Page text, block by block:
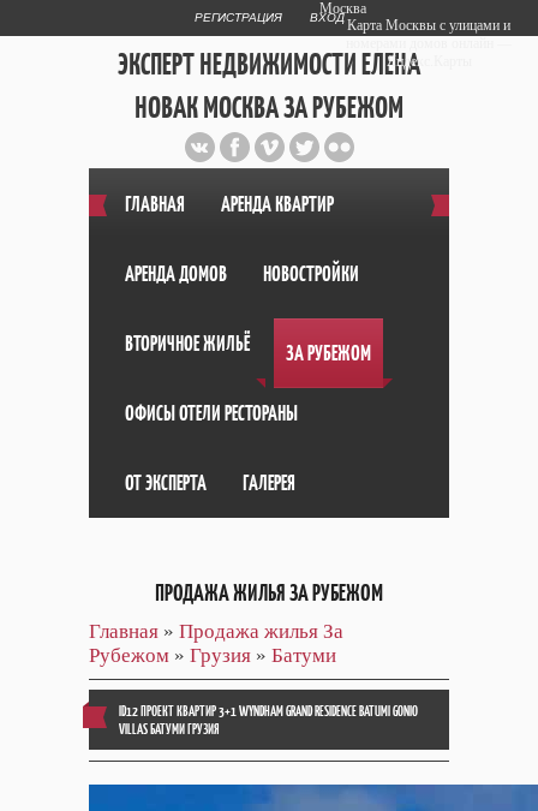
РЕГИСТРАЦИЯ ВХОД
ЭКСПЕРТ НЕДВИЖИМОСТИ ЕЛЕНА
НОВАК МОСКВА ЗА РУБЕЖОМ
Публичный сайт эксперта автора
web дизайнера+7 903 708 1884
ГЛАВНАЯ АРЕНДА КВАРТИР
АРЕНДА ДОМОВ НОВОСТРОЙКИ
ВТОРИЧНОЕ ЖИЛЬЁ ЗА РУБЕЖОМ
ОФИСЫ ОТЕЛИ РЕСТОРАНЫ
ОТ ЭКСПЕРТА ГАЛЕРЕЯ
ПРОДАЖА ЖИЛЬЯ ЗА РУБЕЖОМ
Главная » Продажа жилья За
Рубежом » Грузия » Батуми
ID12 ПРОЕКТ КВАРТИР 3+1 WYNDHAM GRAND RESIDENCE BATUMI GONIO
VILLAS БАТУМИ ГРУЗИЯ
Москва
Карта Москвы с улицами и
Яндекс.Карты